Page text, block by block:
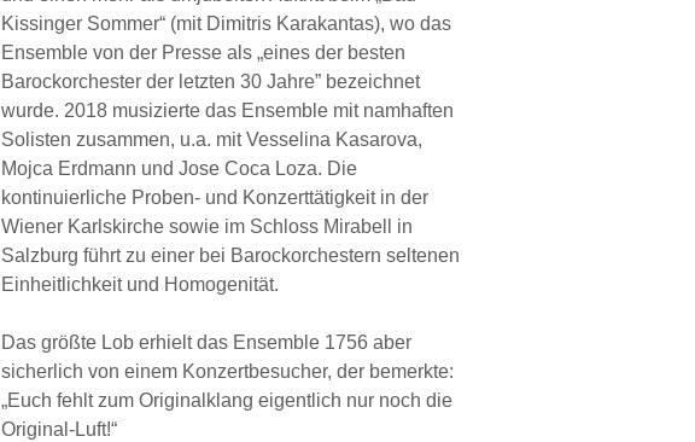
Kissinger Sommer“ (mit Dimitris Karakantas), wo das
Ensemble von der Presse als „eines der besten
Barockorchester der letzten 30 Jahre” bezeichnet
wurde. 2018 musizierte das Ensemble mit namhaften
Solisten zusammen, u.a. mit Vesselina Kasarova,
Mojca Erdmann und Jose Coca Loza. Die
kontinuierliche Proben- und Konzerttätigkeit in der
Wiener Karlskirche sowie im Schloss Mirabell in
Salzburg führt zu einer bei Barockorchestern seltenen
Einheitlichkeit und Homogenität.
Das größte Lob erhielt das Ensemble 1756 aber
sicherlich von einem Konzertbesucher, der bemerkte:
„Euch fehlt zum Originalklang eigentlich nur noch die
Original-Luft!“